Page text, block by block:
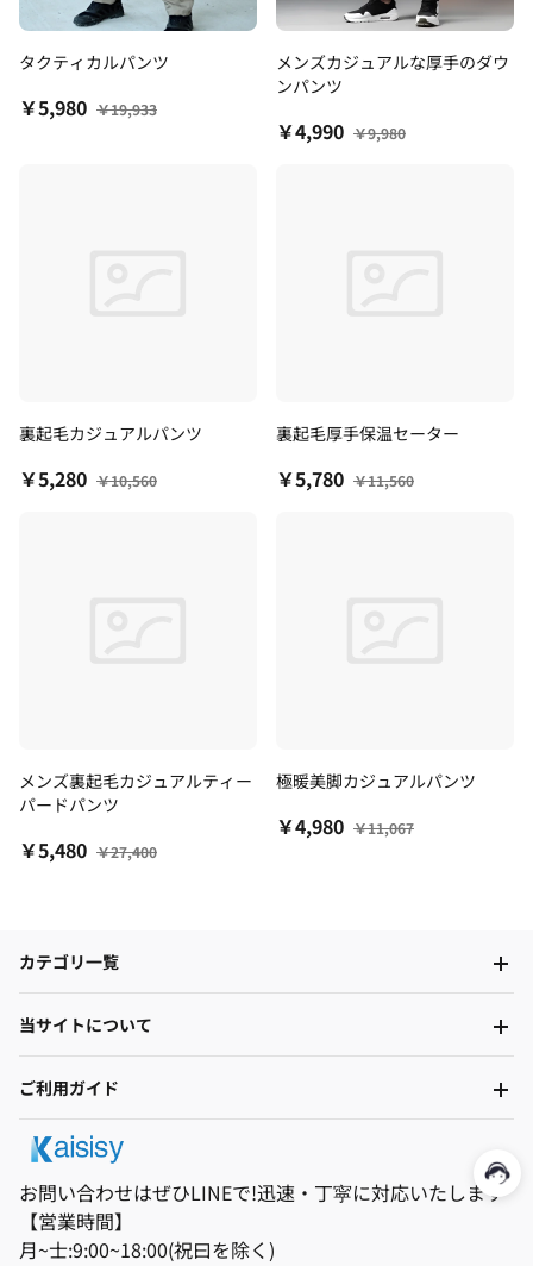
タクティカルパンツ
￥5,980 ￥19,933
メンズカジュアルな厚手のダウ
ンパンツ
￥4,990 ￥9,980
裏起毛カジュアルパンツ
￥5,280 ￥10,560
裏起毛厚手保温セーター
￥5,780 ￥11,560
メンズ裏起毛カジュアルティー
パードパンツ
￥5,480 ￥27,400
極暖美脚カジュアルパンツ
￥4,980 ￥11,067
カテゴリ一覧
当サイトについて
ご利用ガイド
お問い合わせはぜひLINEで!迅速・丁寜に対応いたします
【営業時間】
月~士:9:00~18:00(祝曰を除く)